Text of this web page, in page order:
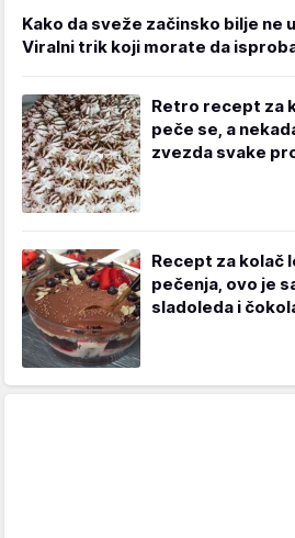
Kako da sveže začinsko bilje ne
Viralni trik koji morate da
Retro recept za
peče se, a
zvezda svake
Recept za kolač
pečenja, ovo je
sladoleda i